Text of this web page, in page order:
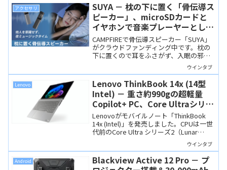
アクセサリ
SUYA － 枕の下に置く「骨伝導ス
ピーカー」、microSDカードと
イヤホンで音楽プレーヤーとして
も使えます
CAMPFIREで骨伝導スピーカー「SUYA」
がクラウドファンディング中です。枕の
下に置くので耳をふさがず、入眠の邪魔
になりません。microSDカードとイヤホ
ンが使えるので、音楽プレーヤーとして
も使えます。
ウインタブ
Lenovo
Lenovo ThinkBook 14x (14型
Intel) － 重さ約990gの超軽量
Copilot+ PC、Core Ultraシリー
ズ2搭載でお買い得感もあり
Lenovoがモバイルノート「ThinkBook
14x (Intel)」を発売しました。CPUは一世
代前のCore Ultra シリーズ2（Lunar
Lake）ですが性能は高く、Copilot+ PCの
要件を満たしています。1キロを切る超軽
量ながらSSDの増設に対応するなど、機
能性にも優れた製品です。
ウインタブ
Android
Blackview Active 12 Pro － プ